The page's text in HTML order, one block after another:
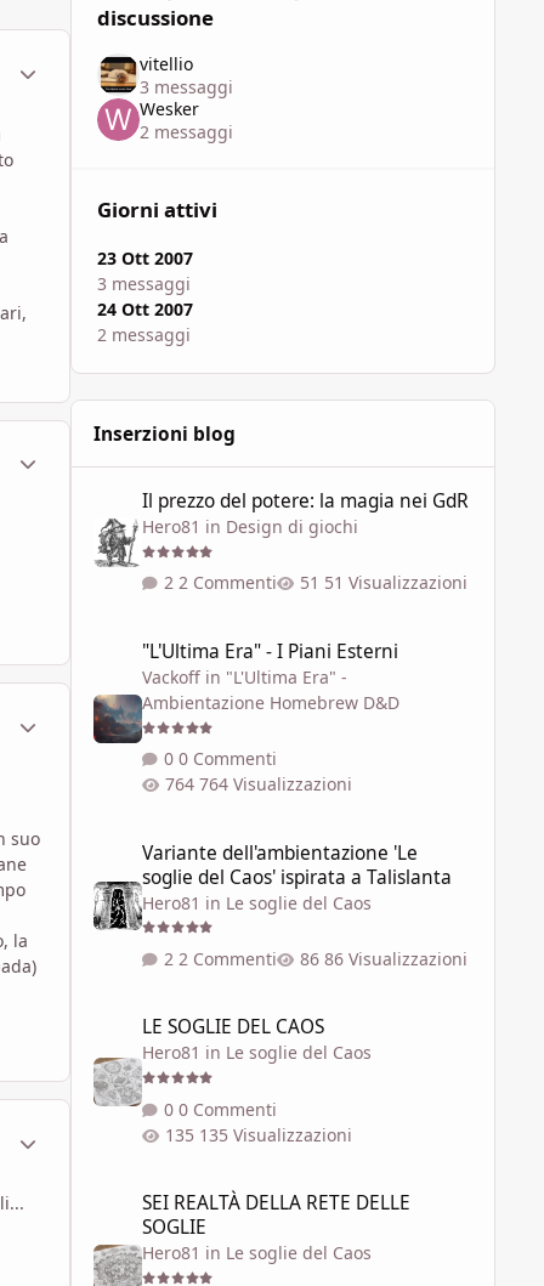
Statistiche Autore
Statistiche Autore
suo
la
Statistiche Autore
discussione
vitellio
3 messaggi
Wesker
2 messaggi
Giorni attivi
23 Ott 2007
3 messaggi
24 Ott 2007
2 messaggi
Inserzioni blog
Il prezzo del potere: la magia nei GdR
Hero81 in Design di giochi
2 Commenti 51 Visualizzazioni
"L'Ultima Era" - I Piani Esterni
Vackoffin "L'Ultima Era" -
Ambientazione Homebrew D&D
0 Commenti
764 Visualizzazioni
Variante dell'ambientazione 'Le
soglie del Caos' ispirata a Talislanta
Hero81 in Le soglie del Caos
2 Commenti 86 Visualizzazioni
LE SOGLIE DEL CAOS
Hero81 in Le soglie del Caos
0 Commenti
135 Visualizzazioni
SEI REALTÀ DELLA RETE DELLE
SOGLIE
Hero81 in Le soglie del Caos